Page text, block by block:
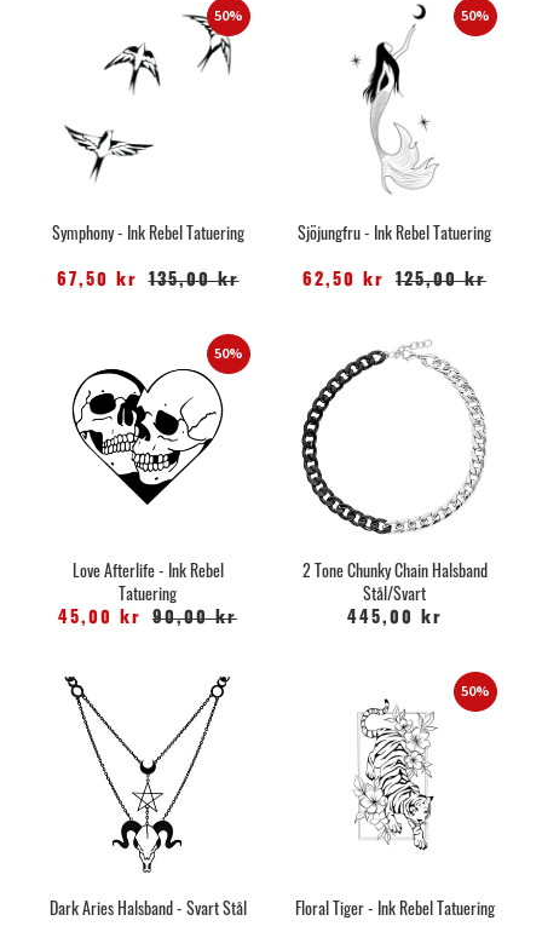
50%
Symphony - Ink Rebel Tatuering
67,50 kr 135,00 kr
50%
Sjöjungfru - Ink Rebel Tatuering
62,50 kr 125,00 kr
50%
Love Afterlife - Ink Rebel
Tatuering
45,00 kr 90,00 kr
2 Tone Chunky Chain Halsband
Stål/Svart
445,00 kr
Dark Aries Halsband - Svart Stål
50%
Floral Tiger - Ink Rebel Tatuering